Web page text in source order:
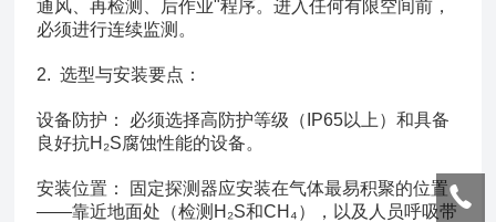
通风、再检测、后作业"程序。进入任何有限空间前，
必须进行连续监测。
2. 选型与安装要点：
设备防护： 必须选择高防护等级（IP65以上）和具备
良好抗H₂S腐蚀性能的设备。
安装位置： 固定探测器应安装在气体最易积聚的位置
——靠近地面处（检测H₂S和CH₄），以及人员呼吸带